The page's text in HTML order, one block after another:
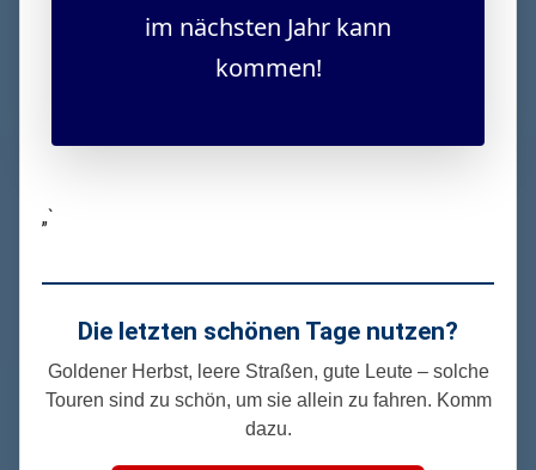
im nächsten Jahr kann
kommen!
„`
Die letzten schönen Tage nutzen?
Goldener Herbst, leere Straßen, gute Leute – solche
Touren sind zu schön, um sie allein zu fahren. Komm
dazu.